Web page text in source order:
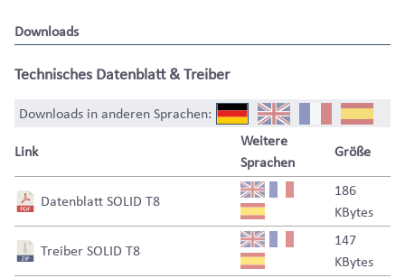
Downloads
Technisches Datenblatt & Treiber
Downloads in anderen Sprachen:
Link
Weitere
Sprachen
Größe
Datenblatt SOLID T8
186
KBytes
Treiber SOLID T8
147
KBytes